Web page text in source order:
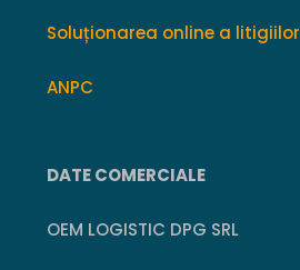
Soluționarea online a litigiilor
ANPC
DATE COMERCIALE
OEM LOGISTIC DPG SRL